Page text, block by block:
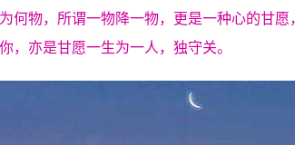
何物，所谓一物降一物，更是一种心的甘
，亦是甘愿一生为一人，独守关。